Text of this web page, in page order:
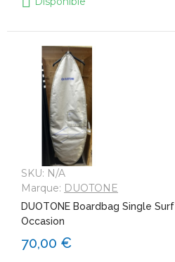
SKU: N/A
Marque: DUOTONE
DUOTONE Boardbag Single Surf
Occasion
70,00 €